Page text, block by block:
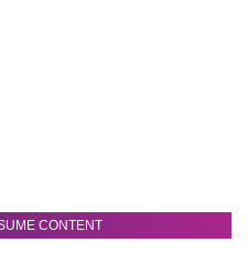
CONTENT